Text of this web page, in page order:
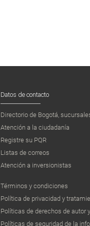
Datos de contacto
Directorio de Bogotá,
Atención a la ciudadanía
Registre su PQR
Listas de correos
Atención a inversionistas
Términos y condiciones
Política de privacidad y
Políticas de derechos de autor
Políticas de seguridad de la